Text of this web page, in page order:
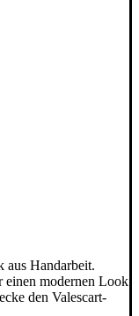
aus Handarbeit.
einen modernen Look
den Valescart-